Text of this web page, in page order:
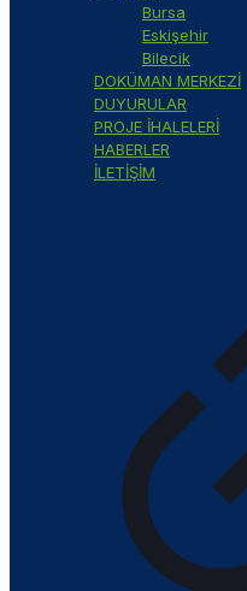
Bursa
Eskişehir
Bilecik
DOKÜMAN MERKEZİ
DUYURULAR
PROJE İHALELERİ
HABERLER
İLETİŞİM